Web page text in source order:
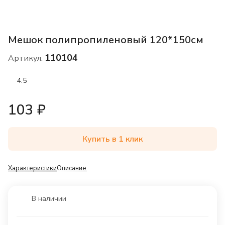
Мешок полипропиленовый 120*150см
Артикул: 110104
4.5
103 ₽
Купить в 1 клик
ХарактеристикиОписание
В наличии